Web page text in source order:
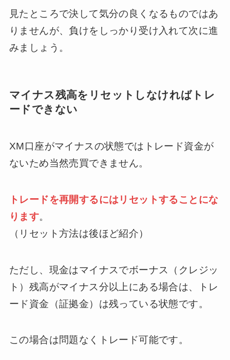
見たところで決して気分の良くなるものではあ
りませんが、負けをしっかり受け入れて次に進
みましょう。
マイナス残高をリセットしなければトレ
ードできない
XM口座がマイナスの状態ではトレード資金が
ないため当然売買できません。
トレードを再開するにはリセットすることにな
ります。
（リセット方法は後ほど紹介）
ただし、現金はマイナスでボーナス（クレジッ
ト）残高がマイナス分以上にある場合は、トレ
ード資金（証拠金）は残っている状態です。
この場合は問題なくトレード可能です。